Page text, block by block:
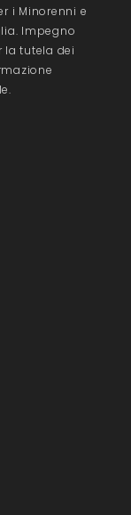
i Minorenni e
Impegno
la tutela dei